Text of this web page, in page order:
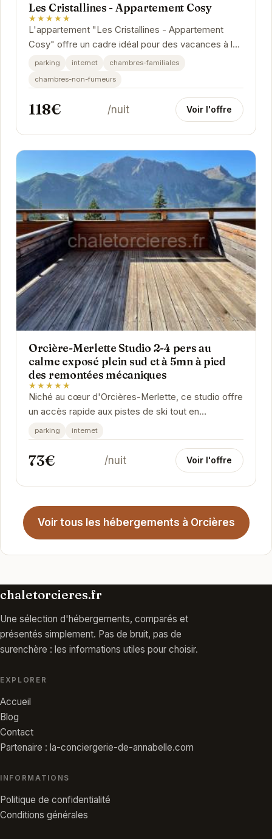
Les Cristallines - Appartement Cosy
★★★★★
L'appartement "Les Cristallines - Appartement
Cosy" offre un cadre idéal pour des vacances à la
montagne. Son emplacement privilégié à Orcières...
parking internet
chambres-familiales
chambres-non-fumeurs
118€ /nuit Voir l'offre
Orcière-Merlette Studio 2-4 pers au
calme exposé plein sud et à 5mn à pied
des remontées mécaniques
★★★★★
Niché au cœur d'Orcières-Merlette, ce studio offre
un accès rapide aux pistes de ski tout en
garantissant un environnement paisible. Son...
parking internet
73€ /nuit Voir l'offre
Voir tous les hébergements à Orcières
chaletorcieres.fr
Une sélection d'hébergements, comparés et
présentés simplement. Pas de bruit, pas de
surenchère : les informations utiles pour choisir.
EXPLORER
Accueil
Blog
Contact
Partenaire : la-conciergerie-de-annabelle.com
INFORMATIONS
Politique de confidentialité
Conditions générales